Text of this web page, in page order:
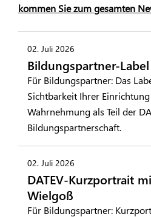
kommen Sie zum gesamten
02. Juli 2026
Bildungspartner-
Für Bildungspartner: Das
Sichtbarkeit Ihrer
Wahrnehmung als Teil der
Bildungspartnerschaft.
02. Juli 2026
DATEV-Kurzportrait
Wielgoß
Für Bildungspartner: